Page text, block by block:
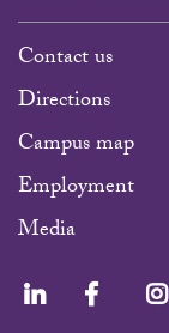
Contact us
Directions
Campus map
Employment
Media
LinkedIn